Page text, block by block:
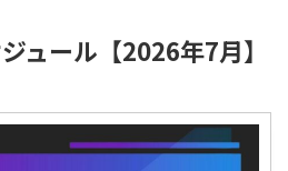
ュール【2026年7月】